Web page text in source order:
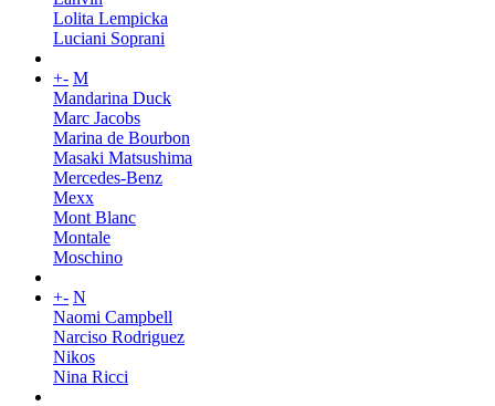
Lolita Lempicka
Luciani Soprani
+- M
Mandarina Duck
Marc Jacobs
Marina de Bourbon
Masaki Matsushima
Mercedes-Benz
Mexx
Mont Blanc
Montale
Moschino
+- N
Naomi Campbell
Narciso Rodriguez
Nikos
Nina Ricci